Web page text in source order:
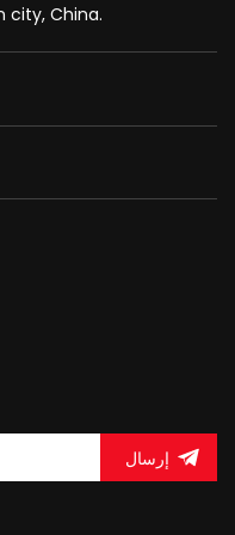
city, China.
إرسال